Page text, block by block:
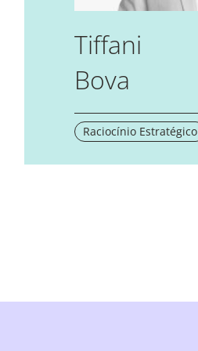
Tiffani
Bova
Raciocínio Estratégico